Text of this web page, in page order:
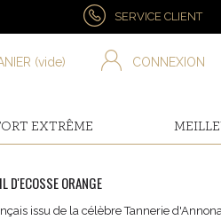
SERVICE CLIENT
CONNEXION
(vide)
EXTRÊME
D'ECOSSE ORANGE
issu de la célèbre Tannerie